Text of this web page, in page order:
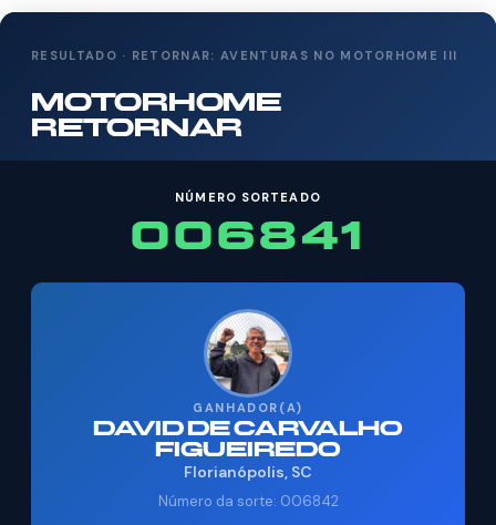
RESULTADO · RETORNAR: AVENTURAS NO MOTORHOME III
MOTORHOME
RETORNAR
NÚMERO SORTEADO
006841
GANHADOR(A)
DAVID DE CARVALHO
FIGUEIREDO
Florianópolis, SC
Número da sorte: 006842